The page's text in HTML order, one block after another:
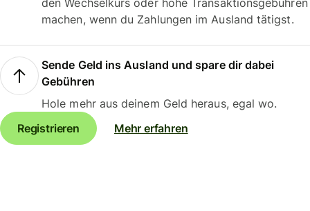
den Wechselkurs oder hohe Transaktionsgebühren
machen, wenn du Zahlungen im Ausland tätigst.
Sende Geld ins Ausland und spare dir dabei
Gebühren
Hole mehr aus deinem Geld heraus, egal wo.
Registrieren
Mehr erfahren